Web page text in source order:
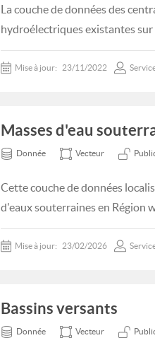
La couche de données des
hydroélectriques existantes
Mise à jour: 23/11/2022
Masses d'eau
Donnée Vecteur
Cette couche de données
d'eaux souterraines en Région
Mise à jour: 23/02/2026
Bassins versants
Donnée Vecteur